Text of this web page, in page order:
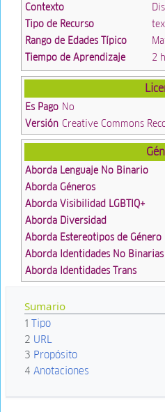
Contexto
Tipo de Recurso
Rango de Edades Típico
Tiempo de Aprendizaje
2
Es Pago No
Versión Creative Commons
Aborda Lenguaje No Binario
Aborda Géneros
Aborda Visibilidad LGBTIQ+
Aborda Diversidad
Aborda Estereotipos de Género
Aborda Identidades No Binarias
Aborda Identidades Trans
Sumario
1 Tipo
2 URL
3 Propósito
4 Anotaciones